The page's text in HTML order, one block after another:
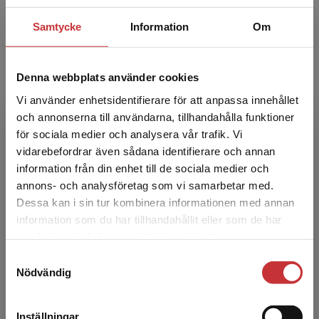
Samtycke Information Om
Denna webbplats använder cookies
Vi använder enhetsidentifierare för att anpassa innehållet
och annonserna till användarna, tillhandahålla funktioner
för sociala medier och analysera vår trafik. Vi
vidarebefordrar även sådana identifierare och annan
information från din enhet till de sociala medier och
annons- och analysföretag som vi samarbetar med.
Dessa kan i sin tur kombinera informationen med annan
information som du har tillhandahållit eller som de har
Nödvändig
Inställningar
Begränsad fraktregion
Det verkar som att du besöker
studentlitteratur.se via en enhet utanför Sverige.
Vi erbjuder inte leveranser utanför Sverige. För
att kunna slutföra ett köp måste
Anne Harju, lektor och docent i barn- och
Annika Åkerblom
förskolepedagogik, Göteborgs universitet